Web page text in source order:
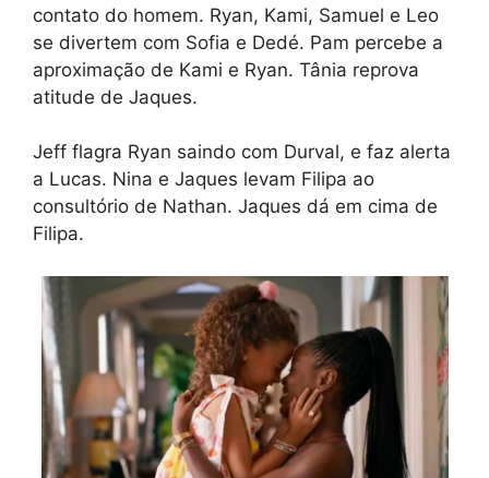
contato do homem. Ryan, Kami, Samuel e Leo
se divertem com Sofia e Dedé. Pam percebe a
aproximação de Kami e Ryan. Tânia reprova
atitude de Jaques.
Jeff flagra Ryan saindo com Durval, e faz alerta
a Lucas. Nina e Jaques levam Filipa ao
consultório de Nathan. Jaques dá em cima de
Filipa.